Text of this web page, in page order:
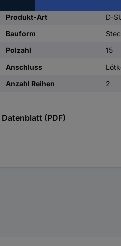
Produkt-Art
D-
Bauform
Polzahl
15
Anschluss
Anzahl Reihen
2
Datenblatt (PDF)